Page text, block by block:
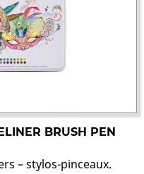
BRUSH PEN
– stylos-pinceaux.